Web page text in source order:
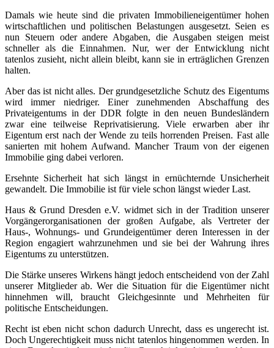
Damals wie heute sind die privaten Immobilieneigentümer hohen
wirtschaftlichen und politischen Belastungen ausgesetzt. Seien es
nun Steuern oder andere Abgaben, die Ausgaben steigen meist
schneller als die Einnahmen. Nur, wer der Entwicklung nicht
tatenlos zusieht, nicht allein bleibt, kann sie in erträglichen Grenzen
halten.
Aber das ist nicht alles. Der grundgesetzliche Schutz des Eigentums
wird immer niedriger. Einer zunehmenden Abschaffung des
Privateigentums in der DDR folgte in den neuen Bundesländern
zwar eine teilweise Reprivatisierung. Viele erwarben aber ihr
Eigentum erst nach der Wende zu teils horrenden Preisen. Fast alle
sanierten mit hohem Aufwand. Mancher Traum von der eigenen
Immobilie ging dabei verloren.
Ersehnte Sicherheit hat sich längst in ernüchternde Unsicherheit
gewandelt. Die Immobilie ist für viele schon längst wieder Last.
Haus & Grund Dresden e.V. widmet sich in der Tradition unserer
Vorgängerorganisationen der großen Aufgabe, als Vertreter der
Haus-, Wohnungs- und Grundeigentümer deren Interessen in der
Region engagiert wahrzunehmen und sie bei der Wahrung ihres
Eigentums zu unterstützen.
Die Stärke unseres Wirkens hängt jedoch entscheidend von der Zahl
unserer Mitglieder ab. Wer die Situation für die Eigentümer nicht
hinnehmen will, braucht Gleichgesinnte und Mehrheiten für
politische Entscheidungen.
Recht ist eben nicht schon dadurch Unrecht, dass es ungerecht ist.
Doch Ungerechtigkeit muss nicht tatenlos hingenommen werden. In